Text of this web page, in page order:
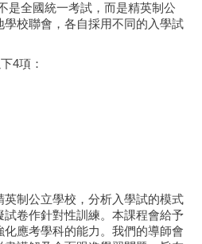
是全國統一考試，而是精英制公
校聯會，各自採用不同的入學試
4項：
制公立學校，分析入學試的模式
試卷作針對性訓練。本課程會給予
應考學科的能力。我們的導師會